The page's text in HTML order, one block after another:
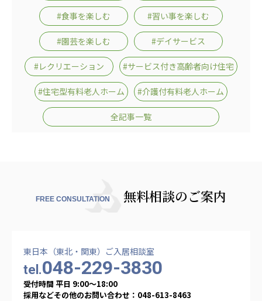
#食事を楽しむ #習い事を楽しむ
#園芸を楽しむ #デイサービス
#レクリエーション #サービス付き高齢者向け住宅
#住宅型有料老人ホーム #介護付有料老人ホーム
全記事一覧
FREE CONSULTATION 無料相談のご案内
東日本（東北・関東）ご入居相談室
tel.048-229-3830
受付時間 平日 9:00〜18:00
採用などその他のお問い合わせ：048-613-8463